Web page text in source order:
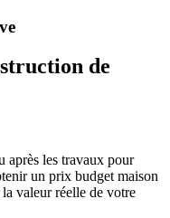
de
après les travaux pour
un prix budget maison
valeur réelle de votre